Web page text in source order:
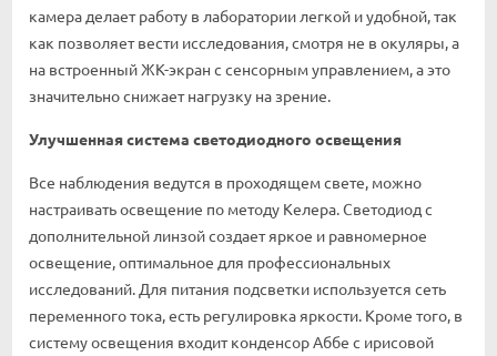
камера делает работу в лаборатории легкой и удобной, так
как позволяет вести исследования, смотря не в окуляры, а
на встроенный ЖК-экран с сенсорным управлением, а это
значительно снижает нагрузку на зрение.
Улучшенная система светодиодного освещения
Все наблюдения ведутся в проходящем свете, можно
настраивать освещение по методу Келера. Светодиод с
дополнительной линзой создает яркое и равномерное
освещение, оптимальное для профессиональных
исследований. Для питания подсветки используется сеть
переменного тока, есть регулировка яркости. Кроме того, в
систему освещения входит конденсор Аббе с ирисовой